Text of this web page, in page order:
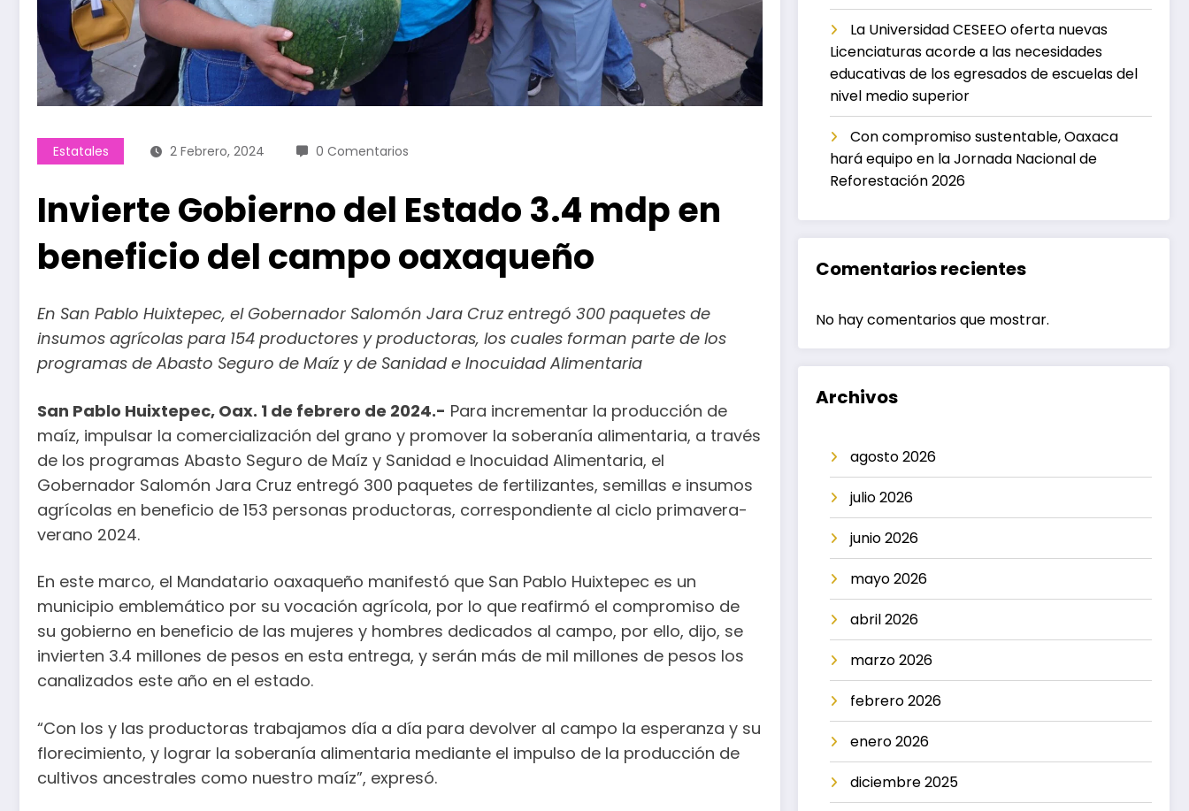
Estatales 2 Febrero, 2024 0 Comentarios
Invierte Gobierno del Estado 3.4 mdp en
beneficio del campo oaxaqueño
En San Pablo Huixtepec, el Gobernador Salomón Jara Cruz entregó 300 paquetes de
insumos agrícolas para 154 productores y productoras, los cuales forman parte de los
programas de Abasto Seguro de Maíz y de Sanidad e Inocuidad Alimentaria
San Pablo Huixtepec, Oax. 1 de febrero de 2024.- Para incrementar la producción de
maíz, impulsar la comercialización del grano y promover la soberanía alimentaria, a través
de los programas Abasto Seguro de Maíz y Sanidad e Inocuidad Alimentaria, el
Gobernador Salomón Jara Cruz entregó 300 paquetes de fertilizantes, semillas e insumos
agrícolas en beneficio de 153 personas productoras, correspondiente al ciclo primavera-
verano 2024.
En este marco, el Mandatario oaxaqueño manifestó que San Pablo Huixtepec es un
municipio emblemático por su vocación agrícola, por lo que reafirmó el compromiso de
su gobierno en beneficio de las mujeres y hombres dedicados al campo, por ello, dijo, se
invierten 3.4 millones de pesos en esta entrega, y serán más de mil millones de pesos los
canalizados este año en el estado.
“Con los y las productoras trabajamos día a día para devolver al campo la esperanza y su
florecimiento, y lograr la soberanía alimentaria mediante el impulso de la producción de
cultivos ancestrales como nuestro maíz”, expresó.
La Universidad CESEEO oferta nuevas
Licenciaturas acorde a las necesidades
educativas de los egresados de escuelas del
nivel medio superior
Con compromiso sustentable, Oaxaca
hará equipo en la Jornada Nacional de
Reforestación 2026
Comentarios recientes
No hay comentarios que mostrar.
Archivos
agosto 2026
julio 2026
junio 2026
mayo 2026
abril 2026
marzo 2026
febrero 2026
enero 2026
diciembre 2025